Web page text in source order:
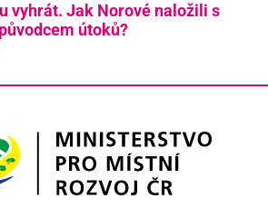
vyhrát. Jak Norové naložili s
útoků?